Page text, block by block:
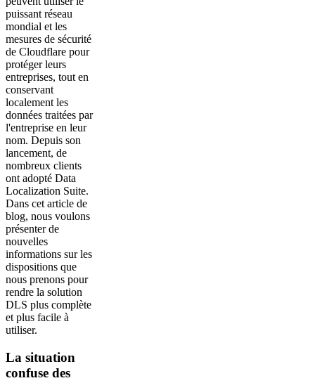
puissant réseau
mondial et les
mesures de sécurité
de Cloudflare pour
protéger leurs
entreprises, tout en
conservant
localement les
données traitées par
l'entreprise en leur
nom. Depuis son
lancement, de
nombreux clients
ont adopté Data
Localization Suite.
Dans cet article de
blog, nous voulons
présenter de
nouvelles
informations sur les
dispositions que
nous prenons pour
rendre la solution
DLS plus complète
et plus facile à
utiliser.
La situation
confuse des